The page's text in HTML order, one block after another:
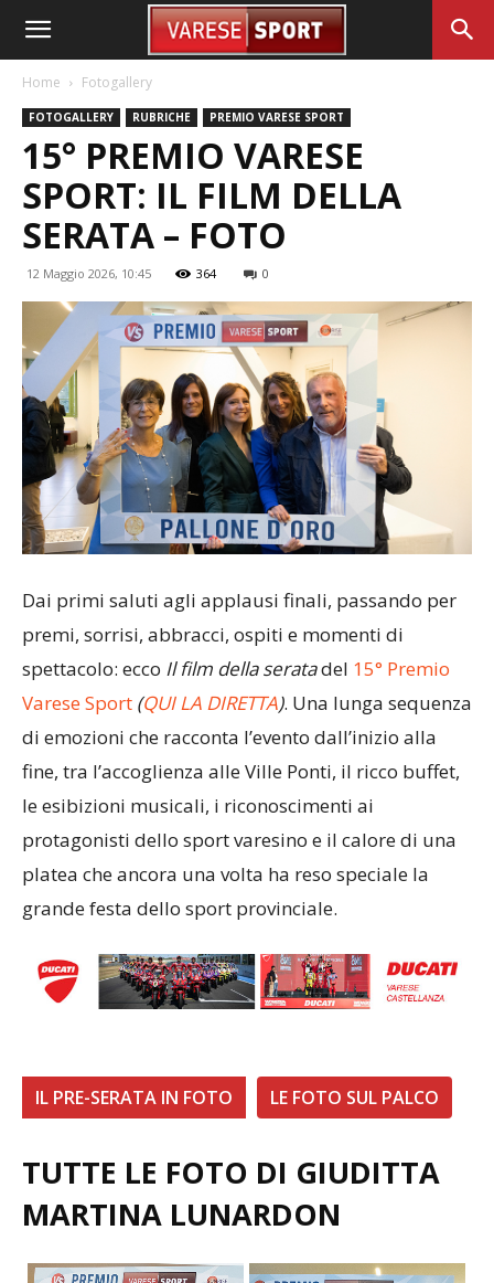
Home Fotogallery
FOTOGALLERY RUBRICHE PREMIO VARESE SPORT
15° PREMIO VARESE
SPORT: IL FILM DELLA
SERATA – FOTO
12 Maggio 2026, 10:45 364 0
Dai primi saluti agli applausi finali, passando per
premi, sorrisi, abbracci, ospiti e momenti di
spettacolo: ecco Il film della seratadel 15° Premio
Varese Sport (QUI LA DIRETTA). Una lunga sequenza
di emozioni che racconta l’evento dall’inizio alla
fine, tra l’accoglienza alle Ville Ponti, il ricco buffet,
le esibizioni musicali, i riconoscimenti ai
protagonisti dello sport varesino e il calore di una
platea che ancora una volta ha reso speciale la
grande festa dello sport provinciale.
IL PRE-SERATA IN FOTO LE FOTO SUL PALCO
TUTTE LE FOTO DI GIUDITTA
MARTINA LUNARDON